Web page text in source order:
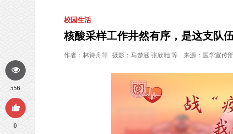
校园生活
核酸采样工作井然有序，是这支队
作者： 林诗舟等 摄影： 马楚涵 张欣驰 等 来源： 医学宣传
556
0